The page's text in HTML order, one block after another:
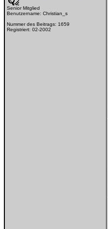
Senior Mitglied
Benutzername: Christian_s
Nummer des Beitrags: 1659
Registriert: 02-2002